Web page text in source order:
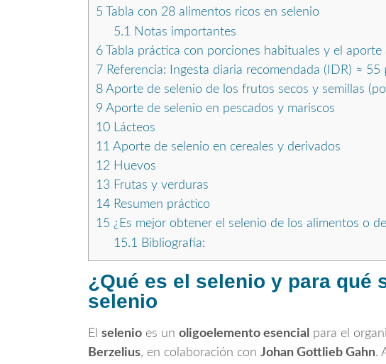
5 Tabla con 28 alimentos ricos en selenio
5.1
Notas importantes
6 Tabla práctica con porciones habituales y el
7 Referencia: Ingesta diaria recomendada (IDR) ≈ 55
8 Aporte de selenio de los frutos secos y semillas
9 Aporte de selenio en pescados y mariscos
10 Lácteos
11 Aporte de selenio en cereales y derivados
12 Huevos
13 Frutas y verduras
14 Resumen práctico
15 ¿Es mejor obtener el selenio de los alimentos o
15.1
Bibliografía:
¿Qué es el selenio y para
selenio
El selenio es un oligoelemento esencial para el
Berzelius, en colaboración con Johan Gottlieb Gahn.